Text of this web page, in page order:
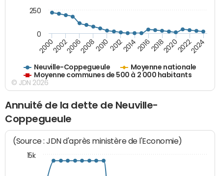
Neuville-Coppegueule
Moyenne nationale
Moyenne communes de 500 à 2 000 habitants
200020022006200820102012201420162018202020222024
0
250
© JDN 2026
Annuité de la dette de Neuville-
Coppegueule
(Source : JDN d'après ministère de l'Economie)
15k